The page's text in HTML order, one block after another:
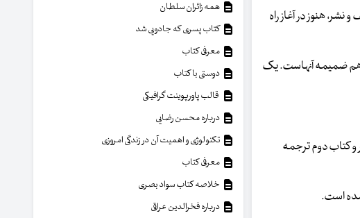
نشر، هنوز در آغاز راه
هم ضمیمه آنهاست. یک
و کتاب دوم ترجمه
شده است.
همه زائران سلطان
کتاب پسری که جادویی شد
معرفی کتاب
دوستی با کتاب
قالب پاورپوینت گرافیکی
درباره محسن رضایی
تکنولوژی و اهمیت آن در زندگی امروزی
معرفی کتاب
خلاصه کتاب سواد بصری
درباره فخرالدین عراقی